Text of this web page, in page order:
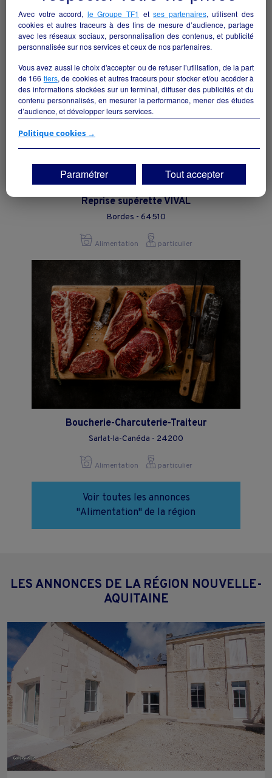
Alimentation collectivite
Reprise supérette VIVAL
Bordes - 64510
Alimentation particulier
Boucherie-Charcuterie-Traiteur
Sarlat-la-Canéda - 24200
Alimentation particulier
Voir toutes les annonces
"Alimentation" de la région
LES ANNONCES DE LA RÉGION NOUVELLE-
AQUITAINE
Avec votre accord, le Groupe TF1 etses partenaires, utilisent des
cookies et autres traceurs à des fins de mesure d’audience, partage
avec les réseaux sociaux, personnalisation des contenus, et publicité
personnalisée sur nos services et ceux de nos partenaires.
Vous avez aussi le choix d'accepter ou de refuser l’utilisation, de la part
de 166 tiers, de cookies et autres traceurs pour stocker et/ou accéder à
des informations stockées sur un terminal, diffuser des publicités et du
contenu personnalisés, en mesurer la performance, mener des études
d’audience, et développer leurs services.
Si vous continuez sans accepter, les fonctionnalités liées à la
vos centres d'intérêt. Seuls lescookies/traceurs techniquesseront
déposés et lus sur votre terminal.
Vous pouvez exprimer vos choix en cliquant sur "Tout accepter",
"Continuer sans accepter" ou "Paramétrer", et les modifier à tout
moment en cliquant sur le lien "Paramétrez vos choix" situé en bas de
Politique cookies →
Paramétrer Tout accepter